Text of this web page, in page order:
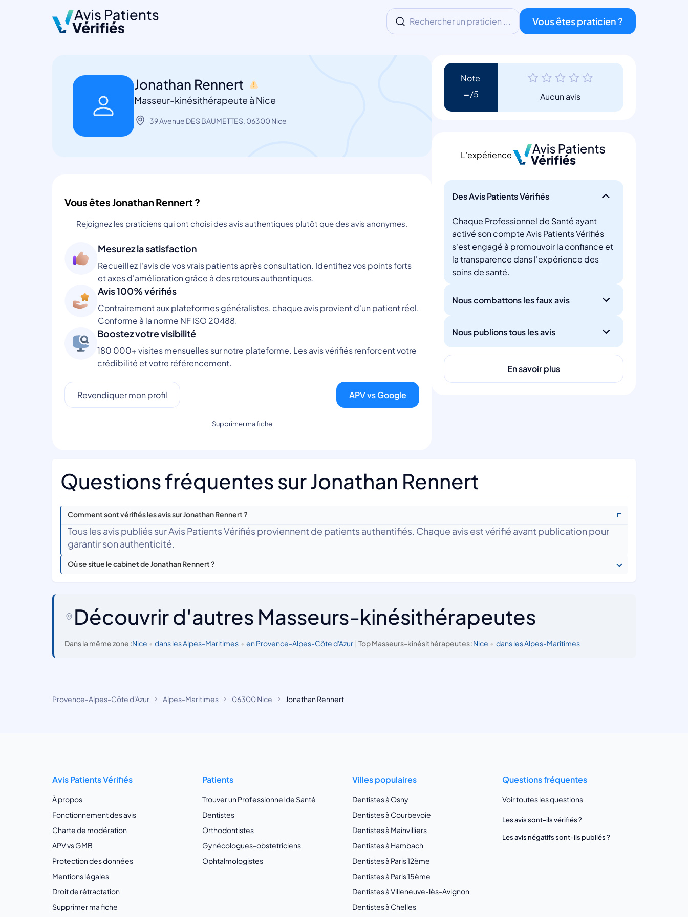
Rechercher un praticien ... Vous êtes praticien ?
Jonathan Rennert
Masseur-kinésithérapeute à Nice
39 Avenue DES BAUMETTES, 06300 Nice
Vous êtes Jonathan Rennert ?
Rejoignez les praticiens qui ont choisi des avis authentiques plutôt que des avis anonymes.
Mesurez la satisfaction
Recueillez l'avis de vos vrais patients après consultation. Identifiez vos points forts
et axes d'amélioration grâce à des retours authentiques.
Avis 100% vérifiés
Contrairement aux plateformes généralistes, chaque avis provient d'un patient réel.
Conforme à la norme NF ISO 20488.
Boostez votre visibilité
180 000+ visites mensuelles sur notre plateforme. Les avis vérifiés renforcent votre
crédibilité et votre référencement.
Revendiquer mon profil APV vs Google
Supprimer ma fiche
Note
- Aucun avis
L’expérience
Des Avis Patients Vérifiés
Chaque Professionnel de Santé ayant
activé son compte Avis Patients Vérifiés
s'est engagé à promouvoir la confiance et
la transparence dans l'expérience des
soins de santé.
Nous combattons les faux avis
Nous publions tous les avis
En savoir plus
Questions fréquentes sur Jonathan Rennert
Comment sont vérifiés les avis sur Jonathan Rennert ?
Tous les avis publiés sur Avis Patients Vérifiés proviennent de patients authentifiés. Chaque avis est vérifié avant publication pour
garantir son authenticité.
Où se situe le cabinet de Jonathan Rennert ?
Découvrir d'autres Masseurs-kinésithérapeutes
Dans la même zone :Nice • dans les Alpes-Maritimes • en Provence-Alpes-Côte d'Azur | Top Masseurs-kinésithérapeutes :Nice • dans les Alpes-Maritimes
Provence-Alpes-Côte d'Azur Alpes-Maritimes 06300 Nice Jonathan Rennert
Avis Patients Vérifiés
À propos
Fonctionnement des avis
Charte de modération
APV vs GMB
Protection des données
Mentions légales
Droit de rétractation
Supprimer ma fiche
Patients
Trouver un Professionnel de Santé
Dentistes
Orthodontistes
Gynécologues-obstetriciens
Ophtalmologistes
Villes populaires
Dentistes à Osny
Dentistes à Courbevoie
Dentistes à Mainvilliers
Dentistes à Hambach
Dentistes à Paris 12ème
Dentistes à Paris 15ème
Dentistes à Villeneuve-lès-Avignon
Dentistes à Chelles
Questions fréquentes
Voir toutes les questions
Les avis sont-ils vérifiés ?
Les avis négatifs sont-ils publiés ?